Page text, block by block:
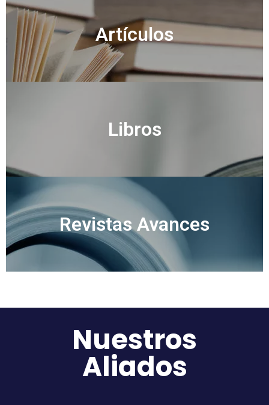
Artículos
Libros
Revistas Avances
Nuestros
Aliados